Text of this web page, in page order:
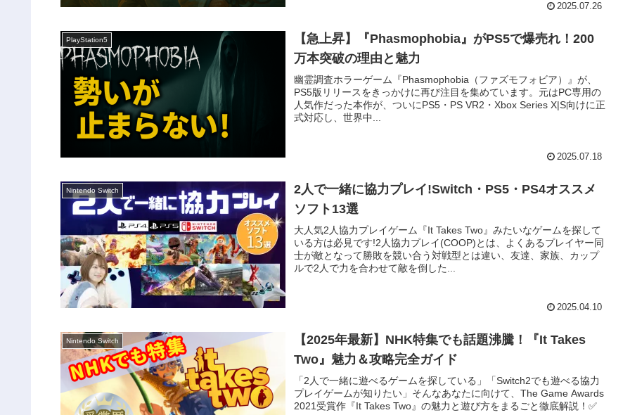
2025.07.26
PlayStation5
【急上昇】『Phasmophobia』がPS5で爆売れ！200
万本突破の理由と魅力
幽霊調査ホラーゲーム『Phasmophobia（ファズモフォビア）』が、
PS5版リリースをきっかけに再び注目を集めています。元はPC専用の
人気作だった本作が、ついにPS5・PS VR2・Xbox Series X|S向けに正
式対応し、世界中...
2025.07.18
Nintendo Switch
2人で一緒に協力プレイ!Switch・PS5・PS4オススメ
ソフト13選
大人気2人協力プレイゲーム『It Takes Two』みたいなゲームを探して
いる方は必見です!2人協力プレイ(COOP)とは、よくあるプレイヤー同
士が敵となって勝敗を競い合う対戦型とは違い、友達、家族、カップ
ルで2人で力を合わせて敵を倒した...
2025.04.10
Nintendo Switch
【2025年最新】NHK特集でも話題沸騰！『It Takes
Two』魅力＆攻略完全ガイド
「2人で一緒に遊べるゲームを探している」「Switch2でも遊べる協力
プレイゲームが知りたい」そんなあなたに向けて、The Game Awards
2021受賞作『It Takes Two』の魅力と遊び方をまるごと徹底解説！✅